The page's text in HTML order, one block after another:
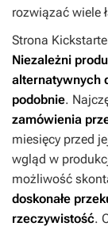
rozwiązać wiele
Strona
Niezależni
alternatywnych
podobnie.
zamówienia
miesięcy przed
wgląd w
możliwość
doskonałe
rzeczywistość.